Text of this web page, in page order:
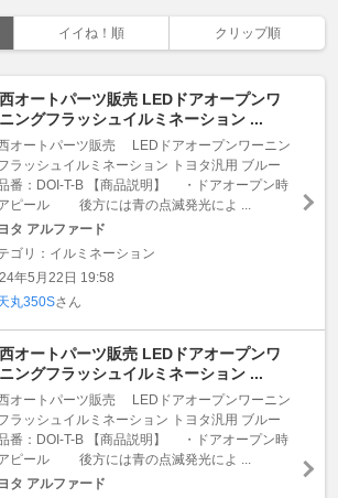
イイね！順 クリップ順
オートパーツ販売 LEDドアオープンワ
ングフラッシュイルミネーション ...
オートパーツ販売 LEDドアオープンワーニン
ラッシュイルミネーション トヨタ汎用 ブルー
番：DOI-T-B 【商品説明】 ・ドアオープン時
ピール 後方には青の点滅発光によ ...
タ アルファード
ゴリ：イルミネーション
年5月22日 19:58
丸350Sさん
オートパーツ販売 LEDドアオープンワ
ングフラッシュイルミネーション ...
オートパーツ販売 LEDドアオープンワーニン
ラッシュイルミネーション トヨタ汎用 ブルー
番：DOI-T-B 【商品説明】 ・ドアオープン時
ピール 後方には青の点滅発光によ ...
タ アルファード